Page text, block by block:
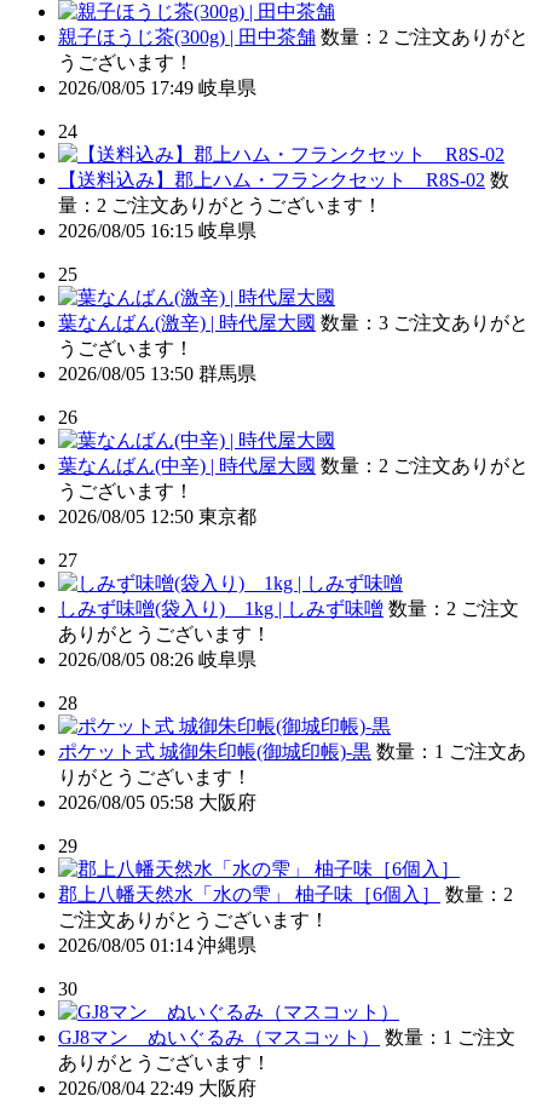
親子ほうじ茶(300g) | 田中茶舗 数量：2 ご注文ありがと
うございます！
2026/08/05 17:49 岐阜県
24
【送料込み】郡上ハム・フランクセット R8S-02 数
量：2 ご注文ありがとうございます！
2026/08/05 16:15 岐阜県
25
葉なんばん(激辛) | 時代屋大國 数量：3 ご注文ありがと
うございます！
2026/08/05 13:50 群馬県
26
葉なんばん(中辛) | 時代屋大國 数量：2 ご注文ありがと
うございます！
2026/08/05 12:50 東京都
27
しみず味噌(袋入り) 1kg | しみず味噌 数量：2 ご注文
ありがとうございます！
2026/08/05 08:26 岐阜県
28
ポケット式 城御朱印帳(御城印帳)-黒 数量：1 ご注文あ
りがとうございます！
2026/08/05 05:58 大阪府
29
郡上八幡天然水「水の雫」 柚子味［6個入］
数量：2
ご注文ありがとうございます！
2026/08/05 01:14 沖縄県
30
GJ8マン ぬいぐるみ（マスコット） 数量：1 ご注文
ありがとうございます！
2026/08/04 22:49 大阪府